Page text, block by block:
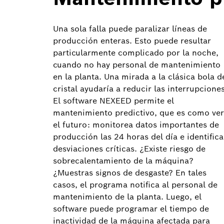
Una sola falla puede paralizar líneas de
producción enteras. Esto puede resultar
particularmente complicado por la noche,
cuando no hay personal de mantenimiento
en la planta. Una mirada a la clásica bola
cristal ayudaría a reducir las
El software NEXEED permite el
mantenimiento predictivo, que es como ver
el futuro: monitorea datos importantes de
producción las 24 horas del día e identifica
desviaciones críticas. ¿Existe riesgo de
sobrecalentamiento de la máquina?
¿Muestras signos de desgaste? En tales
casos, el programa notifica al personal de
mantenimiento de la planta. Luego, el
software puede programar el tiempo de
inactividad de la máquina afectada para